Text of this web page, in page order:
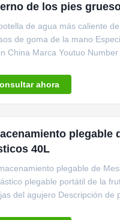
de los pies
de agua más caliente
de goma de la mano
China Marca Youtuo
ahora
plegable
40L
plegable de
plegable portátil de la
del agujero Descripción de